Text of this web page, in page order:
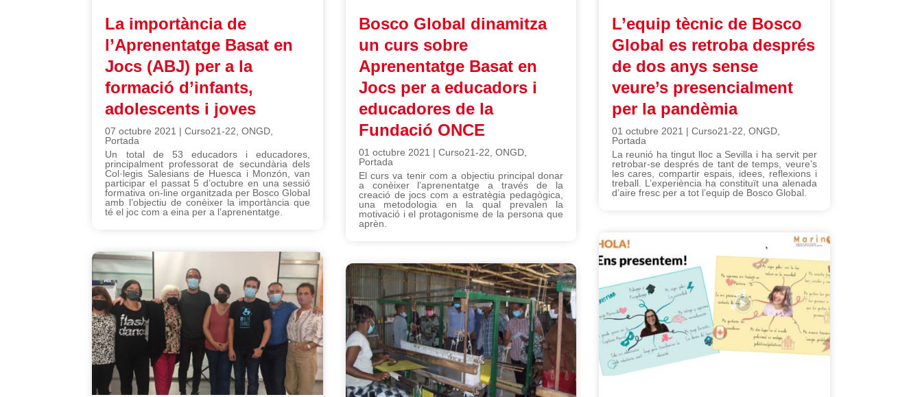
La importància de
l’Aprenentatge Basat en
Jocs (ABJ) per a la
formació d’infants,
adolescents i joves
07 octubre 2021 |Curso21-22 ,ONGD
Portada
Un total de 53 educadors i educadores,
principalment professorat de secundària dels
Col·legis Salesians de Huesca i Monzón, van
participar el passat 5 d’octubre en una sessió
formativa on-line organitzada per Bosco Global
amb l’objectiu de conèixer la importància que
té el joc com a eina per a l’aprenentatge.
Bosco Global dinamitza
un curs sobre
Aprenentatge Basat en
Jocs per a educadors i
educadores de la
Fundació ONCE
01 octubre 2021 | Curso21-22 ONGD,
Portada
El curs va tenir com a objectiu principal donar
a conèixer l’aprenentatge a través de la
creació de jocs com a estratègia pedagògica,
una metodologia en la qual prevalen la
motivació i el protagonisme de la persona que
aprèn.
L’equip tècnic de Bosco
Global es retroba després
de dos anys sense
veure’s presencialment
per la pandèmia
01 octubre 2021 | Curso21-22 ONGD,
Portada
La reunió ha tingut lloc a Sevilla i ha servit per
retrobar-se després de tant de temps, veure’s
les cares, compartir espais, idees, reflexions i
treball. L’experiència ha constituït una alenada
d’aire fresc per a tot l’equip de Bosco Global.